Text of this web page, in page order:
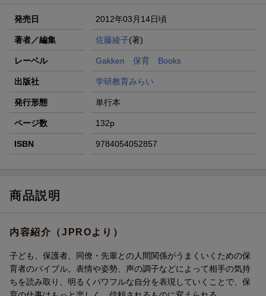
発売日 2012年03月14日頃
著者／編集 佐藤綾子(著)
レーベル Gakken 保育 Books
出版社 学研教育みらい
発行形態 単行本
ページ数 132p
ISBN 9784054052857
商品説明
内容紹介（JPROより）
子ども、保護者、同僚・先輩との人間関係がうまくいくための保
育者のバイブル。表情や姿勢、声の調子などによって相手の気持
ちを読み取り、明るくパワフルな自分を表現していくことで、保